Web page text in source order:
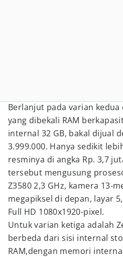
Berlanjut pada varian kedua
yang dibekali RAM
internal 32 GB, bakal dijual
3.999.000. Hanya sedikit
resminya di angka Rp. 3,7
tersebut mengusung
Z3580 2,3 GHz, kamera 13-
megapiksel di depan, layar
Full HD 1080x1920-pixel.
Untuk varian ketiga adalah
berbeda dari sisi internal
RAM,dengan memori